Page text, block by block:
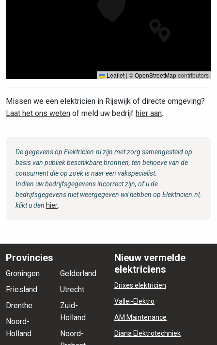
Leaflet | ©OpenStreetMapcontributors
Missen we een elektricien in Rijswijk of directe omgeving?
Laat het ons weten of meld uw bedrijf hier aan.
De gegevens op Elektricien.nl zijn met zorg samengesteld op
basis van publiek beschikbare bronnen, ten behoeve van de
consument die op zoek is naar een vakspecialist.
Indien uw bedrijfsgegevens incorrect zijn, of u de
bedrijfsgegevens niet weergegeven wil hebben op Elektricien.nl,
klikt u dan hier
Provincies
Groningen
Friesland
Drenthe
Noord-
Holland
Gelderland
Utrecht
Zuid-
Holland
Noord-
Nieuw vermelde
elektriciens
Drixes elektricien
Vallei-Elektro
AM Maintenance
Diana Elektrotechniek